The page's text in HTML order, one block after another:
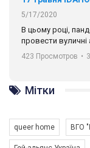
6/30/2017
Емоційний та
представляє
насильству
Ми просимо
програму з
відео.
Team of Gay
1.9K Просмотров
Мітки
queer home ВГО